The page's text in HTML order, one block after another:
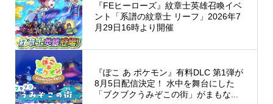
『FEヒーローズ』紋章士英雄召喚イベ
ント「系譜の紋章士 リーフ」2026年7
月29日16時より開催
『ぽこ あ ポケモン』有料DLC 第1弾が
8月5日配信決定！ 水中を舞台にした
「ブクブクうみぞこの街」がまもな...